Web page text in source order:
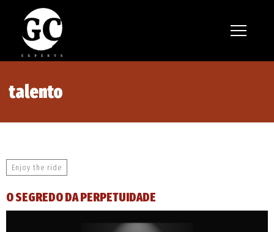
talento
Enjoy the ride
O SEGREDO DA PERPETUIDADE